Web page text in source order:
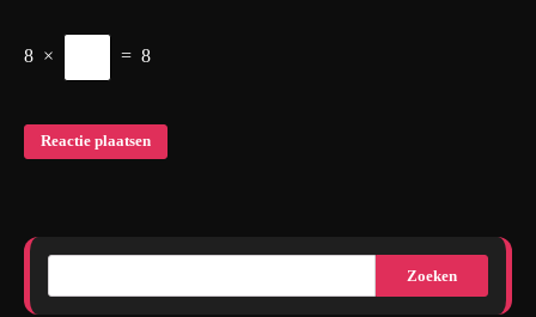
8 × = 8
Zoeken